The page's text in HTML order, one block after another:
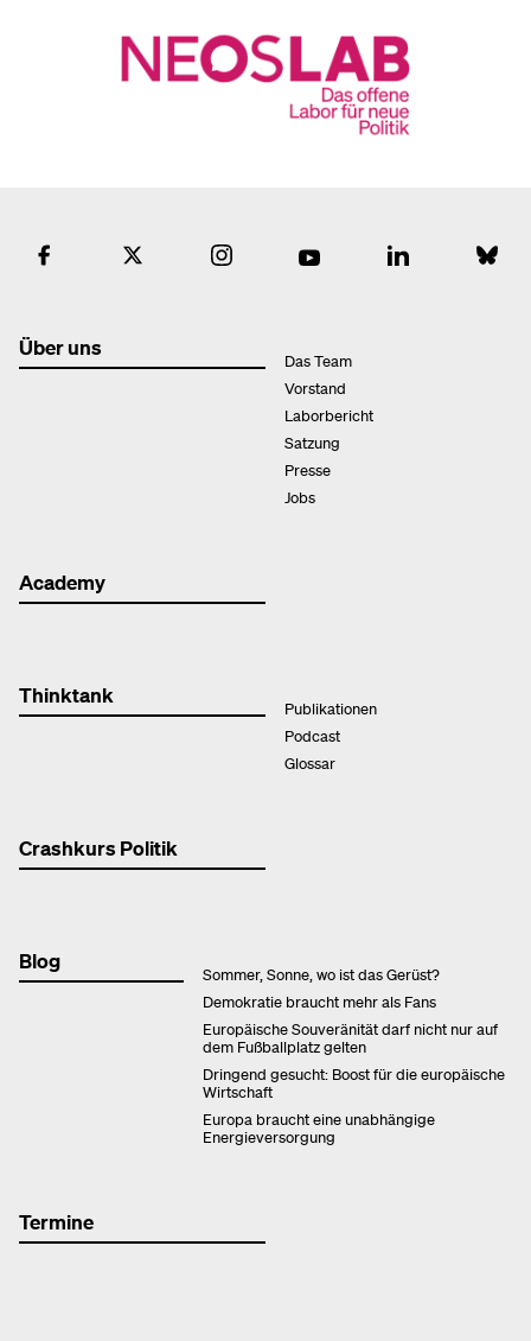
Über uns
Das Team
Vorstand
Laborbericht
Satzung
Presse
Jobs
Academy
Thinktank
Publikationen
Podcast
Glossar
Crashkurs Politik
Blog
Sommer, Sonne, wo ist das Gerüst?
Demokratie braucht mehr als Fans
Europäische Souveränität darf nicht nur auf
dem Fußballplatz gelten
Dringend gesucht: Boost für die europäische
Wirtschaft
Europa braucht eine unabhängige
Energieversorgung
Termine